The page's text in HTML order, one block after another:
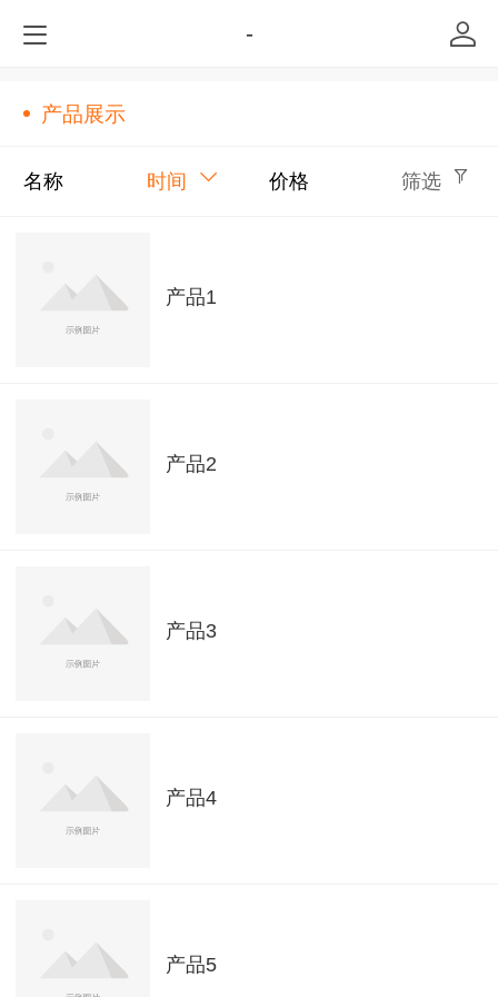
-
产品展示
名称 时间 价格 筛选
产品1
产品2
产品3
产品4
产品5